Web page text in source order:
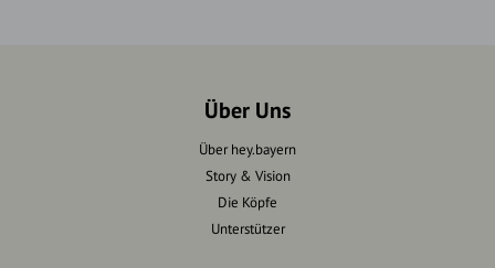
Über Uns
Über hey.bayern
Story & Vision
Die Köpfe
Unterstützer